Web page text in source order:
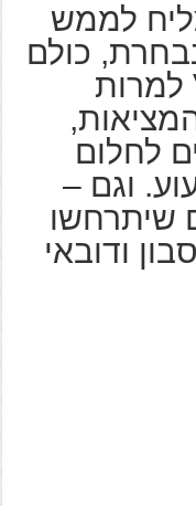
לממש
כולם
מאשימים את הVAR למרות
לחלום
וגם –
שיתרחשו
ודובאי